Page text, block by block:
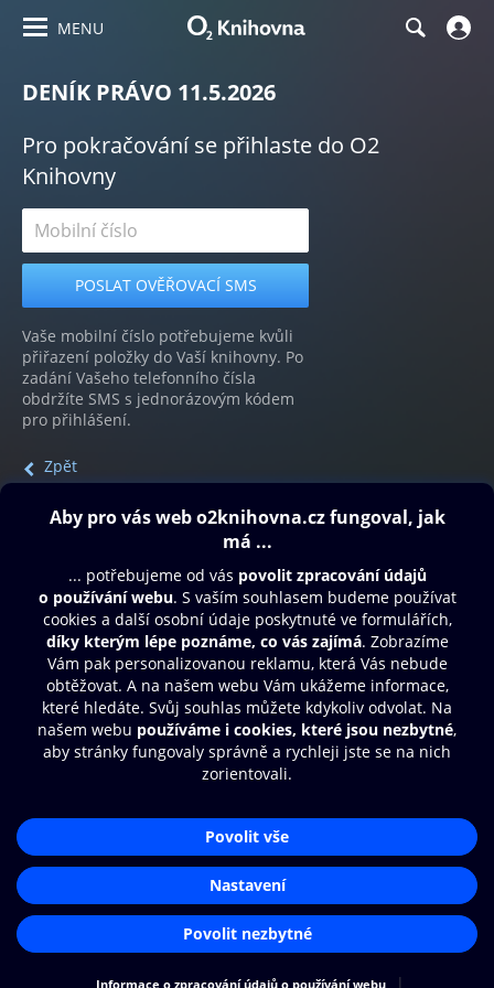
MENU
DENÍK PRÁVO 11.5.2026
Pro pokračování se přihlaste do O2
Knihovny
Vaše mobilní číslo potřebujeme kvůli
přiřazení položky do Vaší knihovny. Po
zadání Vašeho telefonního čísla
obdržíte SMS s jednorázovým kódem
pro přihlášení.
Zpět
Obsah ke stažení
Moje O2 Knihovna
Další zábava
© O2 Czech Republic a.s.
Přístupnost
Zásady zpracování osobních údajů
Nastavení cookies
Aplikace O2 Knihovna
Čti a poslouchej své e-knihy a
audioknihy rychleji a pohodlněji.